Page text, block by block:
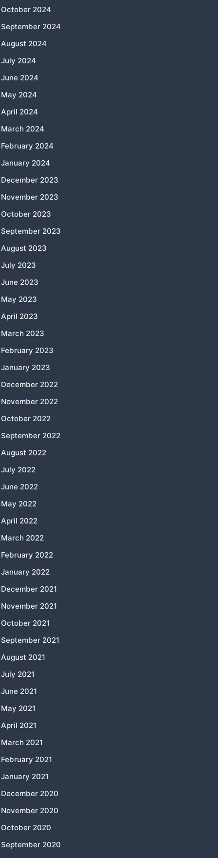
October 2024
September 2024
August 2024
July 2024
June 2024
May 2024
April 2024
March 2024
February 2024
January 2024
December 2023
November 2023
October 2023
September 2023
August 2023
July 2023
June 2023
May 2023
April 2023
March 2023
February 2023
January 2023
December 2022
November 2022
October 2022
September 2022
August 2022
July 2022
June 2022
May 2022
April 2022
March 2022
February 2022
January 2022
December 2021
November 2021
October 2021
September 2021
August 2021
July 2021
June 2021
May 2021
April 2021
March 2021
February 2021
January 2021
December 2020
November 2020
October 2020
September 2020